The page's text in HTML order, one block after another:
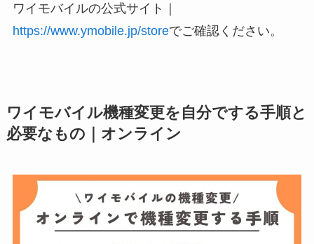
ワイモバイルの公式サイト｜
https://www.ymobile.jp/storeでご確認ください。
ワイモバイル機種変更を自分でする手順と
必要なもの｜オンライン